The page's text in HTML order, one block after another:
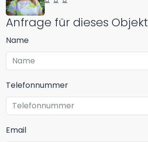
Anfrage für dieses Objekt
Name
Telefonnummer
Email